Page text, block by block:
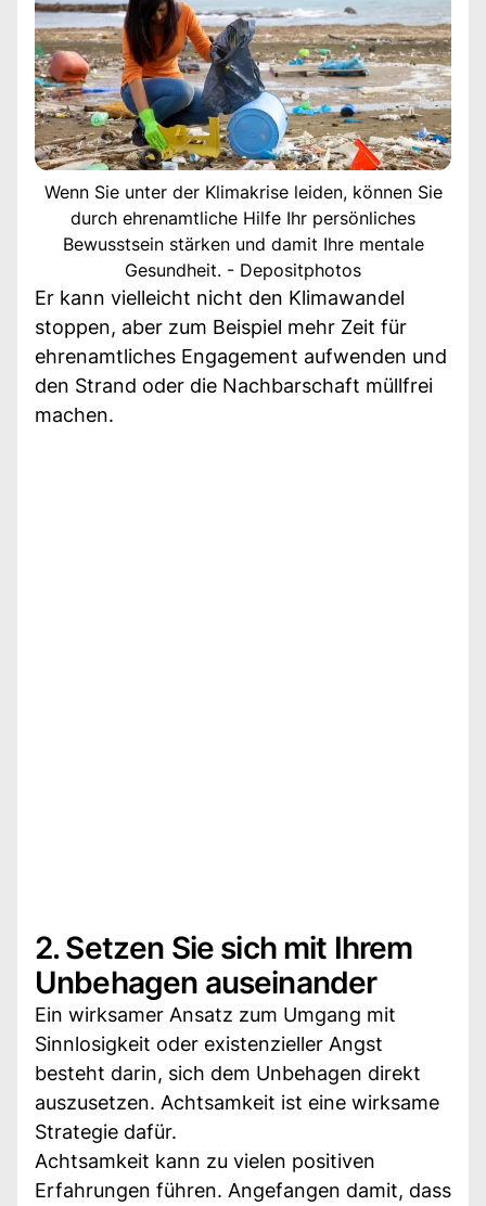
Wenn Sie unter der Klimakrise leiden, können Sie
durch ehrenamtliche Hilfe Ihr persönliches
Bewusstsein stärken und damit Ihre mentale
Gesundheit. - Depositphotos
Er kann vielleicht nicht den Klimawandel
stoppen, aber zum Beispiel mehr Zeit für
ehrenamtliches Engagement aufwenden und
den Strand oder die Nachbarschaft müllfrei
machen.
2. Setzen Sie sich mit Ihrem
Unbehagen auseinander
Ein wirksamer Ansatz zum Umgang mit
Sinnlosigkeit oder existenzieller Angst
besteht darin, sich dem Unbehagen direkt
auszusetzen. Achtsamkeit ist eine wirksame
Strategie dafür.
Achtsamkeit kann zu vielen positiven
Erfahrungen führen. Angefangen damit, dass